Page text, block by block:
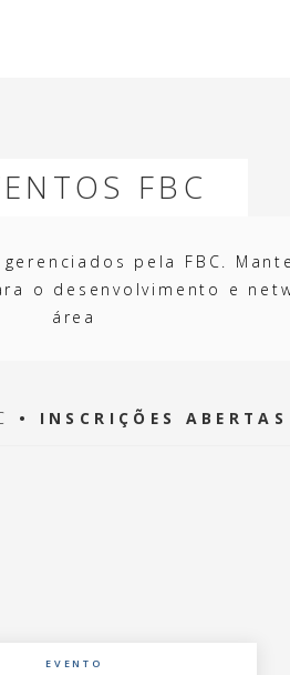
FBC
pela FBC.
o desenvolvimento e
área
• INSCRIÇÕES ABERTAS
EVENTO